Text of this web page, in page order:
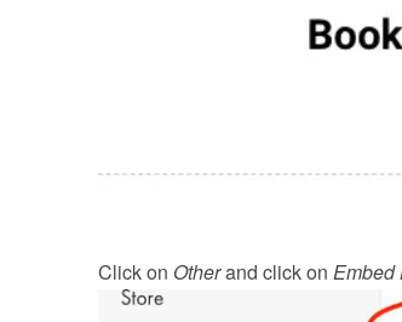
Click on Other and click on Embed